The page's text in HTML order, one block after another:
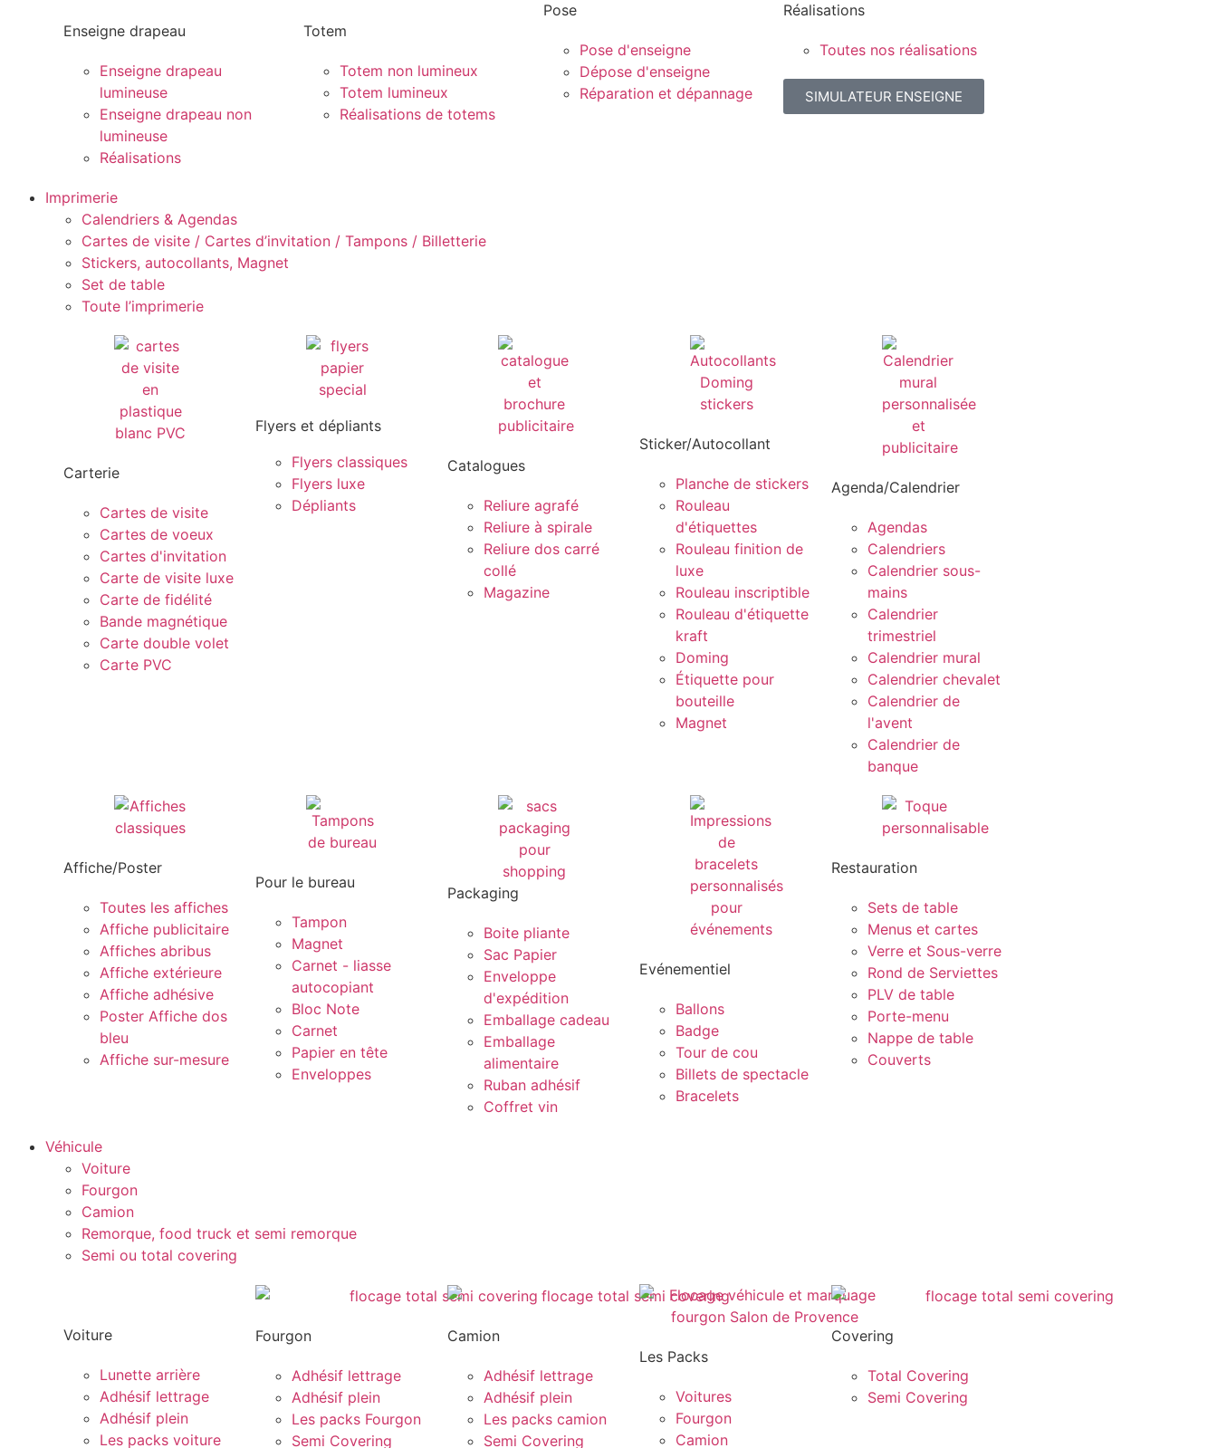
Enseigne drapeau
Enseigne drapeau
lumineuse
Enseigne drapeau non
lumineuse
Réalisations
Totem
Totem non lumineux
Totem lumineux
Réalisations de totems
Pose
Pose d'enseigne
Dépose d'enseigne
Réparation et dépannage
Réalisations
Toutes nos réalisations
SIMULATEUR ENSEIGNE
Imprimerie
Calendriers & Agendas
Cartes de visite / Cartes d’invitation / Tampons / Billetterie
Stickers, autocollants, Magnet
Set de table
Toute l’imprimerie
Carterie
Cartes de visite
Cartes de voeux
Cartes d'invitation
Carte de visite luxe
Carte de fidélité
Bande magnétique
Carte double volet
Carte PVC
Flyers et dépliants
Flyers classiques
Flyers luxe
Dépliants
Catalogues
Reliure agrafé
Reliure à spirale
Reliure dos carré
collé
Magazine
Sticker/Autocollant
Planche de stickers
Rouleau
d'étiquettes
Rouleau finition de
luxe
Rouleau inscriptible
Rouleau d'étiquette
kraft
Doming
Étiquette pour
bouteille
Magnet
Agenda/Calendrier
Agendas
Calendriers
Calendrier sous-
mains
Calendrier
trimestriel
Calendrier mural
Calendrier chevalet
Calendrier de
l'avent
Calendrier de
banque
Affiche/Poster
Toutes les affiches
Affiche publicitaire
Affiches abribus
Affiche extérieure
Affiche adhésive
Poster Affiche dos
bleu
Affiche sur-mesure
Pour le bureau
Tampon
Magnet
Carnet - liasse
autocopiant
Bloc Note
Carnet
Papier en tête
Enveloppes
Packaging
Boite pliante
Sac Papier
Enveloppe
d'expédition
Emballage cadeau
Emballage
alimentaire
Ruban adhésif
Coffret vin
Evénementiel
Ballons
Badge
Tour de cou
Billets de spectacle
Bracelets
Restauration
Sets de table
Menus et cartes
Verre et Sous-verre
Rond de Serviettes
PLV de table
Porte-menu
Nappe de table
Couverts
Véhicule
Voiture
Fourgon
Camion
Remorque, food truck et semi remorque
Semi ou total covering
Voiture
Lunette arrière
Adhésif lettrage
Adhésif plein
Les packs voiture
Fourgon
Adhésif lettrage
Adhésif plein
Les packs Fourgon
Semi Covering
Camion
Adhésif lettrage
Adhésif plein
Les packs camion
Semi Covering
Les Packs
Voitures
Fourgon
Camion
Covering
Total Covering
Semi Covering